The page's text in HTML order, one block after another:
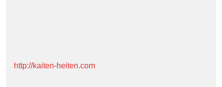
http://kaiten-heiten.com